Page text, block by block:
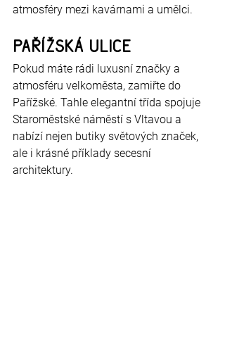
atmosféry mezi kavárnami a umělci.
Pařížská ulice
Pokud máte rádi luxusní značky a
atmosféru velkoměsta, zamiřte do
Pařížské. Tahle elegantní třída spojuje
Staroměstské náměstí s Vltavou a
nabízí nejen butiky světových značek,
ale i krásné příklady secesní
architektury.